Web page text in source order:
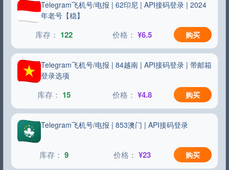
Telegram飞机号/电报 | 62印尼 | API接码登录 | 2024
年老号【稳】
¥6.5
122 购买
Telegram飞机号/电报 | 84越南 | API接码登录 | 带邮箱
登录选项
¥4.8
15 购买
Telegram飞机号/电报 | 853澳门 | API接码登录
¥23
9 购买